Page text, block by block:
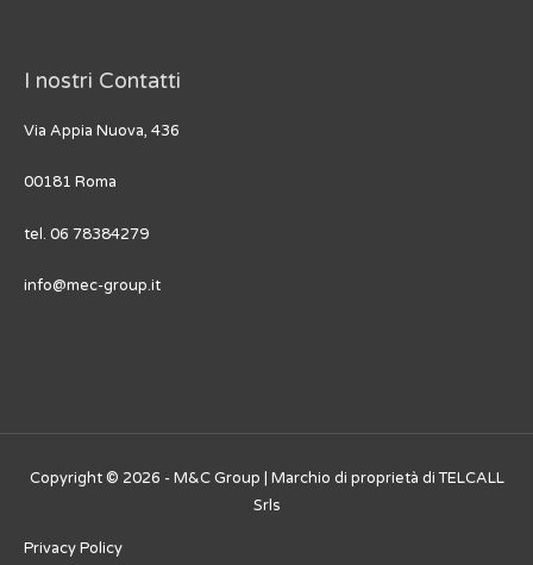
I nostri Contatti
Via Appia Nuova, 436
00181 Roma
tel. 06 78384279
info@mec-group.it
Copyright © 2026 - M&C Group | Marchio di proprietà di TELCALL
Srls
Privacy Policy